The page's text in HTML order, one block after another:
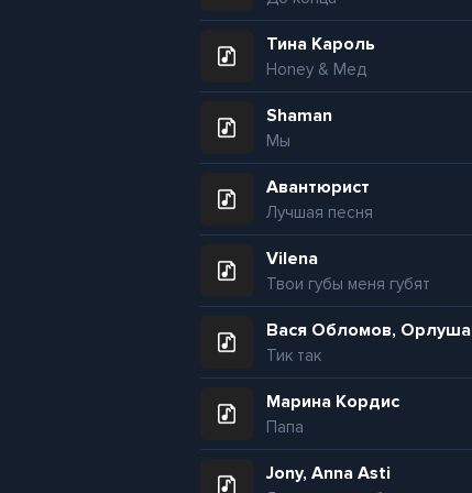
Тина Кароль
Honey & Мед
Shaman
Мы
Авантюрист
Лучшая песня
Vilena
Твои губы меня губят
Вася Обломов, Орлуша
Тик так
Марина Кордис
Папа
Jony, Anna Asti